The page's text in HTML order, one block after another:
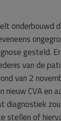
onderbouwd
gesteld.
van de
van 2
nieuw CVA en
diagnostiek
stellen of